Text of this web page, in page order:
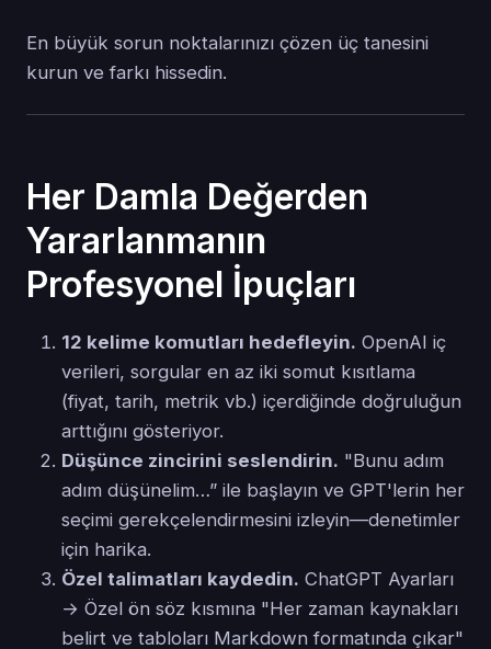
En büyük sorun noktalarınızı çözen üç tanesini
kurun ve farkı hissedin.
Her Damla Değerden
Yararlanmanın
Profesyonel İpuçları
12 kelime komutları hedefleyin. OpenAI iç
verileri, sorgular en az iki somut kısıtlama
(fiyat, tarih, metrik vb.) içerdiğinde doğruluğun
arttığını gösteriyor.
Düşünce zincirini seslendirin. "Bunu adım
adım düşünelim…” ile başlayın ve GPT'lerin her
seçimi gerekçelendirmesini izleyin—denetimler
için harika.
Özel talimatları kaydedin. ChatGPT Ayarları
→ Özel ön söz kısmına "Her zaman kaynakları
belirt ve tabloları Markdown formatında çıkar"